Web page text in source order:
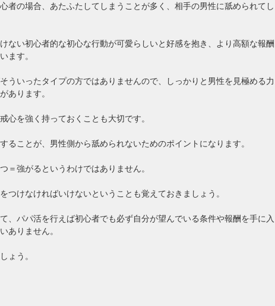
者の場合、あたふたしてしまうことが多く、相手の男性に舐められてし
ない初心者的な初心な行動が可愛らしいと好感を抱き、より高額な報酬
ます。
ういったタイプの方ではありませんので、しっかりと男性を見極める力
あります。
心を強く持っておくことも大切です。
ることが、男性側から舐められないためのポイントになります。
＝強がるというわけではありません。
つけなければいけないということも覚えておきましょう。
、パパ活を行えば初心者でも必ず自分が望んでいる条件や報酬を手に入
ありません。
ょう。